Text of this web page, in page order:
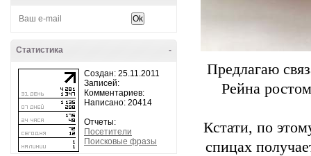
-
Статистика
Создан: 25.11.2011
Записей:
Комментариев:
Написано: 20414
Отчеты:
Посетители
Поисковые фразы
Предлагаю
Рейна
Кстати, по
спицах